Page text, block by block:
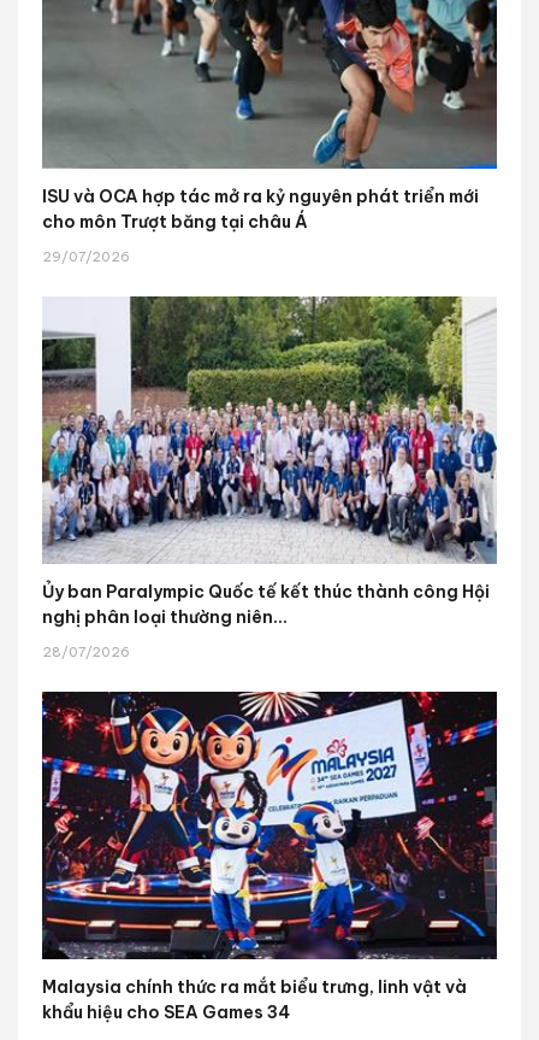
ISU và OCA hợp tác mở ra kỷ nguyên phát triển mới
cho môn Trượt băng tại châu Á
29/07/2026
Ủy ban Paralympic Quốc tế kết thúc thành công Hội
nghị phân loại thường niên...
28/07/2026
Malaysia chính thức ra mắt biểu trưng, linh vật và
khẩu hiệu cho SEA Games 34